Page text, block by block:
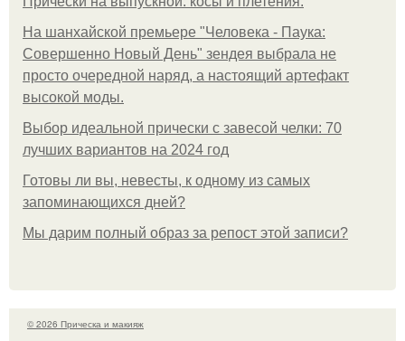
На шанхайской премьере "Человека - Паука:
Совершенно Новый День" зендея выбрала не
просто очередной наряд, а настоящий артефакт
высокой моды.
Выбор идеальной прически с завесой челки: 70
лучших вариантов на 2024 год
Готовы ли вы, невесты, к одному из самых
запоминающихся дней?
Мы дарим полный образ за репост этой записи?
© 2026 Прическа и макияж